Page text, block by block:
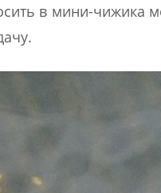
в мини-чижика